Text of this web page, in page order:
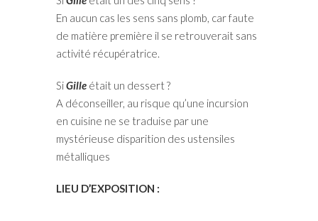
En aucun cas les sens sans plomb, car faute
de matière première il se retrouverait sans
activité récupératrice.
SiGille était un dessert ?
A déconseiller, au risque qu’une incursion
en cuisine ne se traduise par une
mystérieuse disparition des ustensiles
métalliques
LIEU D’EXPOSITION :